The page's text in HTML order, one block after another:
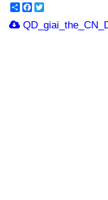
ShareFacebook